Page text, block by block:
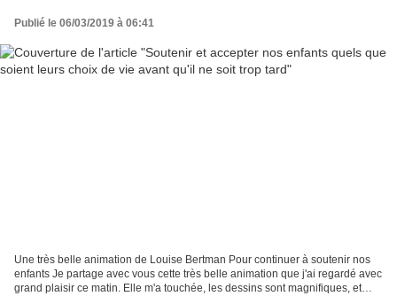
Publié le 06/03/2019 à 06:41
Une très belle animation de Louise Bertman Pour continuer à soutenir nos
enfants Je partage avec vous cette très belle animation que j'ai regardé avec
grand plaisir ce matin. Elle m'a touchée, les dessins sont magnifiques, et